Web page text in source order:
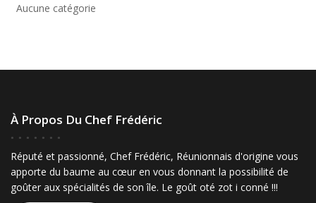
Aucune catégorie
À Propos Du Chef Frédéric
Réputé et passionné, Chef Frédéric, Réunionnais d'origine vous
apporte du baume au cœur en vous donnant la possibilité de
goûter aux spécialités de son île. Le goût oté zot i conné !!!